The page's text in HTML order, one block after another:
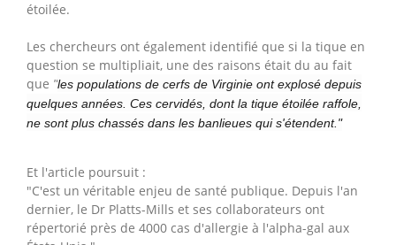
étoilée.
Les chercheurs ont également identifié que si la tique en
question se multipliait, une des raisons était du au fait
que "les populations de cerfs de Virginie ont explosé depuis
quelques années. Ces cervidés, dont la tique étoilée raffole,
ne sont plus chassés dans les banlieues qui s'étendent."
Et l'article poursuit :
"C'est un véritable enjeu de santé publique. Depuis l'an
dernier, le Dr Platts-Mills et ses collaborateurs ont
répertorié près de 4000 cas d'allergie à l'alpha-gal aux